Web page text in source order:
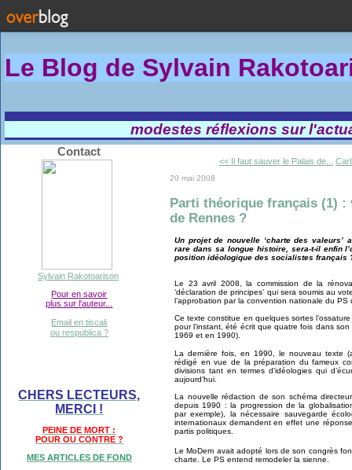
Le Blog de Sylvain Rakotoa
modestes réflexions sur
Contact
Sylvain Rakotoarison
Pour en savoir
plus sur l'auteur...
Email en tiscali
ou respublica ?
CHERS LECTEURS,
MERCI !
PEINE DE MORT :
POUR OU CONTRE ?
MES ARTICLES DE FOND
<< Il faut sauver le Palais de...
20 mai 2008
Parti théorique français (1) :
de Rennes ?
Un projet de nouvelle ‘charte des valeurs’
rare dans sa longue histoire, sera-t-il enfin
position idéologique des socialistes français
Le 23 avril 2008, la commission de la
‘déclaration de principes’ qui sera soumis au
l’approbation par la convention nationale du PS
Ce texte constitue en quelques sortes
pour l’instant, été écrit que quatre fois dans
1969 et en 1990).
La dernière fois, en 1990, le nouveau texte
rédigé en vue de la préparation du fameux
divisions tant en termes d’idéologies qui
aujourd’hui.
La nouvelle rédaction de son schéma
depuis 1990 : la progression de la
par exemple), la nécessaire sauvegarde
internationaux demandent en effet une
partis politiques.
Le MoDem avait adopté lors de son congrès
charte. Le PS entend remodeler la sienne.